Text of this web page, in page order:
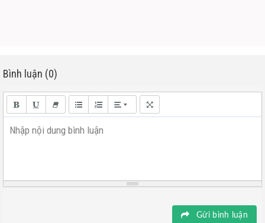
Bình luận (0)
Nhập nội dung bình luận
Gửi bình luận